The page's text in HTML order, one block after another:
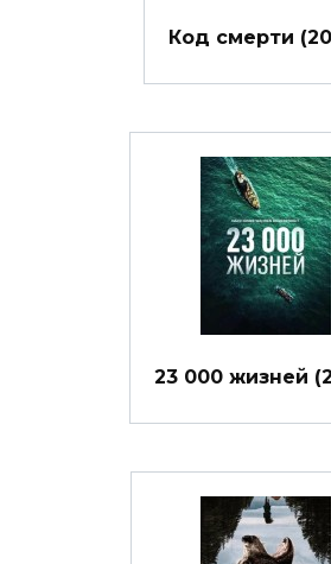
Код смерти
23 000 жизней